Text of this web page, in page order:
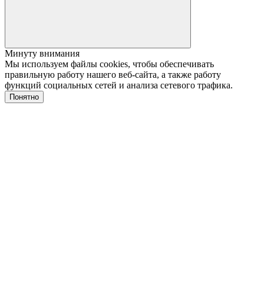
Минуту внимания
Мы используем файлы cookies, чтобы обеспечивать
правильную работу нашего веб-сайта, а также работу
функций социальных сетей и анализа сетевого трафика.
Понятно